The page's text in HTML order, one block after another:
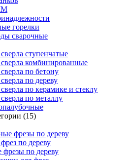
горелки
сварочные
ступенчатые
комбинированные
по бетону
по дереву
по керамике и стеклу
по металлу
(15)
фрезы по дереву
по дереву
фрезы по дереву